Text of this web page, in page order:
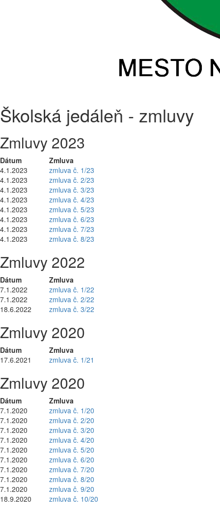
Školská jedáleň - zmluvy
Zmluvy 2023
Dátum
Zmluva
4.1.2023
zmluva č. 1/23
4.1.2023
zmluva č. 2/23
4.1.2023
zmluva č. 3/23
4.1.2023
zmluva č. 4/23
4.1.2023
zmluva č. 5/23
4.1.2023
zmluva č. 6/23
4.1.2023
zmluva č. 7/23
4.1.2023
zmluva č. 8/23
Zmluvy 2022
Dátum
Zmluva
7.1.2022
zmluva č. 1/22
7.1.2022
zmluva č. 2/22
18.6.2022
zmluva č. 3/22
Zmluvy 2020
Dátum
Zmluva
17.6.2021
zmluva č. 1/21
Zmluvy 2020
Dátum
Zmluva
7.1.2020
zmluva č. 1/20
7.1.2020
zmluva č. 2/20
7.1.2020
zmluva č. 3/20
7.1.2020
zmluva č. 4/20
7.1.2020
zmluva č. 5/20
7.1.2020
zmluva č. 6/20
7.1.2020
zmluva č. 7/20
7.1.2020
zmluva č. 8/20
7.1.2020
zmluva č. 9/20
18.9.2020
zmluva č. 10/20